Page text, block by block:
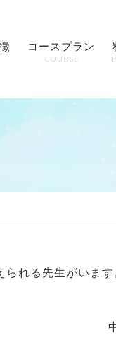
コースプラン
COURSE
れる先生がいます